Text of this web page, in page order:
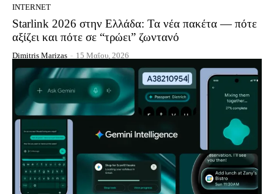
INTERNET
Starlink 2026 στην Ελλάδα: Τα νέα πακέτα — πότε
αξίζει και πότε σε “τρώει” ζωντανό
Dimitris Marizas - 15 Μαΐου, 2026